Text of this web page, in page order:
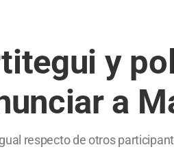
y
a
respecto de otros